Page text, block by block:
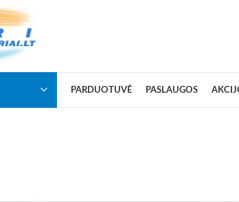
PARDUOTUVĖ PASLAUGOS